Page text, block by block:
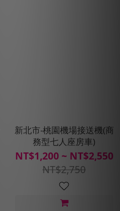
新北市-桃園機場接送機(商
務型七人座房車)
NT$1,200 ~ NT$2,550
NT$2,750